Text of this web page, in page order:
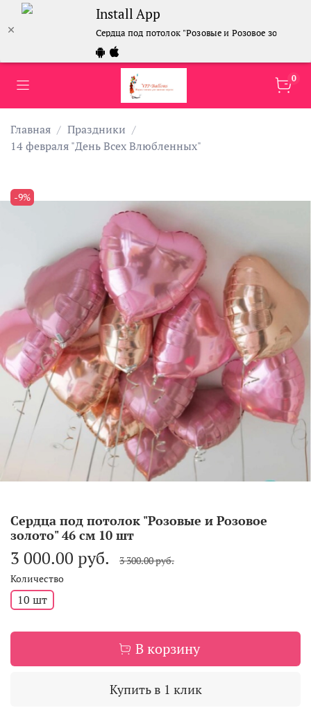
Install App
Сердца под потолок "Розовые и Розовое золото"
0
Главная
Праздники
14 февраля "День Всех Влюбленных"
-9%
Сердца под потолок "Розовые и Розовое
золото" 46 см 10 шт
3 000.00 руб.
3 300.00 руб.
Количество
10 шт
В корзину
Купить в 1 клик